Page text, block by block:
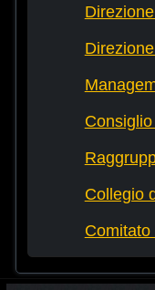
Collegio